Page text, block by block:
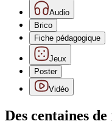
Audio
Brico
Fiche pédagogique
Jeux
Poster
Vidéo
Des centaines